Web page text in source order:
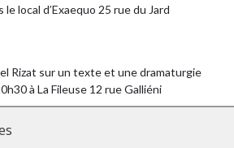
local d’Exaequo 25 rue du Jard
Rizat sur un texte et une dramaturgie
à La Fileuse 12 rue Galliéni